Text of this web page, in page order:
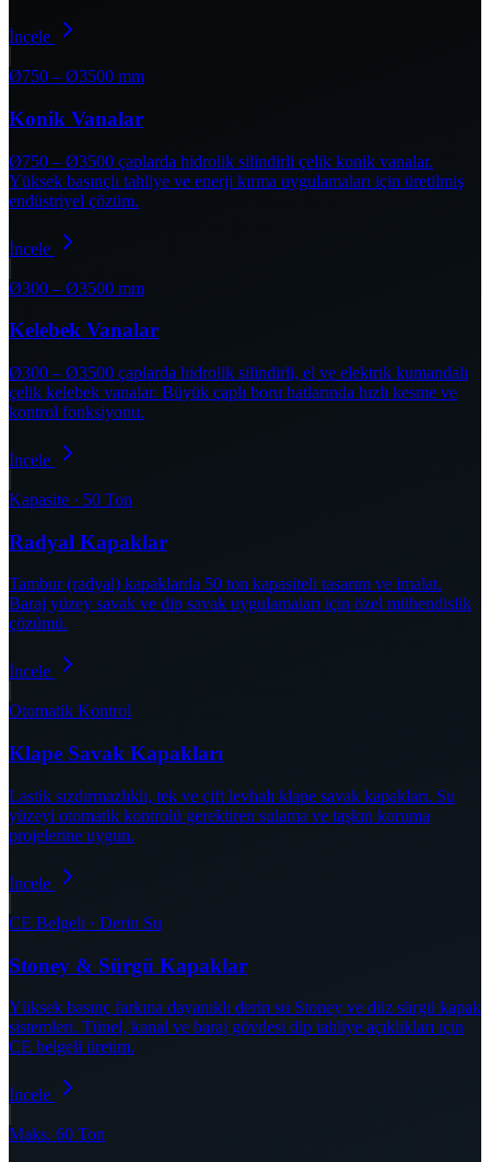
İncele
Ø750 – Ø3500 mm
Konik Vanalar
Ø750 – Ø3500 çaplarda hidrolik silindirli çelik konik vanalar.
Yüksek basınçlı tahliye ve enerji kırma uygulamaları için üretilmiş
endüstriyel çözüm.
İncele
Ø300 – Ø3500 mm
Kelebek Vanalar
Ø300 – Ø3500 çaplarda hidrolik silindirli, el ve elektrik kumandalı
çelik kelebek vanalar. Büyük çaplı boru hatlarında hızlı kesme ve
kontrol fonksiyonu.
İncele
Kapasite · 50 Ton
Radyal Kapaklar
Tambur (radyal) kapaklarda 50 ton kapasiteli tasarım ve imalat.
Baraj yüzey savak ve dip savak uygulamaları için özel mühendislik
çözümü.
İncele
Otomatik Kontrol
Klape Savak Kapakları
Lastik sızdırmazlıklı, tek ve çift levhalı klape savak kapakları. Su
yüzeyi otomatik kontrolü gerektiren sulama ve taşkın koruma
projelerine uygun.
İncele
CE Belgeli · Derin Su
Stoney & Sürgü Kapaklar
Yüksek basınç farkına dayanıklı derin su Stoney ve düz sürgü kapak
sistemleri. Tünel, kanal ve baraj gövdesi dip tahliye açıklıkları için
CE belgeli üretim.
İncele
Maks. 60 Ton